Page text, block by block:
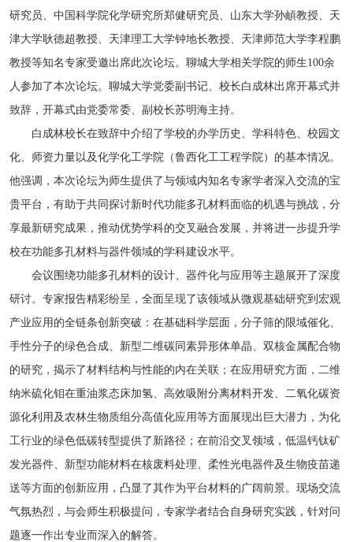
研究员、中国科学院化学研究所郑健研究员、山东大学孙頔教授、天
津大学耿德超教授、天津理工大学钟地长教授、天津师范大学李程鹏
教授等知名专家受邀出席此次论坛。聊城大学相关学院的师生100余
人参加了本次论坛。聊城大学党委副书记、校长白成林出席开幕式并
致辞，开幕式由党委常委、副校长苏明海主持。
白成林校长在致辞中介绍了学校的办学历史、学科特色、校园文
化、师资力量以及化学化工学院 （鲁西化工工程学院） 的基本情况。
他强调，本次论坛为师生提供了与领域内知名专家学者深入交流的宝
贵平台，有助于共同探讨新时代功能多孔材料面临的机遇与挑战，分
享最新研究成果，推动优势学科的交叉融合发展，并将进一步提升学
校在功能多孔材料与器件领域的学科建设水平。
会议围绕功能多孔材料的设计、器件化与应用等主题展开了深度
研讨。专家报告精彩纷呈，全面呈现了该领域从微观基础研究到宏观
产业应用的全链条创新突破：在基础科学层面，分子筛的限域催化、
手性分子的绿色合成、新型二维碳同素异形体单晶、双核金属配合物
的研究，揭示了材料结构与性能的内在关联；在应用研究方面，二维
纳米硫化钼在重油浆态床加氢、高效吸附分离材料开发、二氧化碳资
源化利用及农林生物质组分高值化应用等方面展现出巨大潜力，为化
工行业的绿色低碳转型提供了新路径；在前沿交叉领域，低温钙钛矿
发光器件、新型功能材料在核废料处理、柔性光电器件及生物疫苗递
送等方面的创新应用，凸显了其作为平台材料的广阔前景。现场交流
气氛热烈，与会师生积极提问，专家学者结合自身研究实践，针对问
题逐一作出专业而深入的解答。